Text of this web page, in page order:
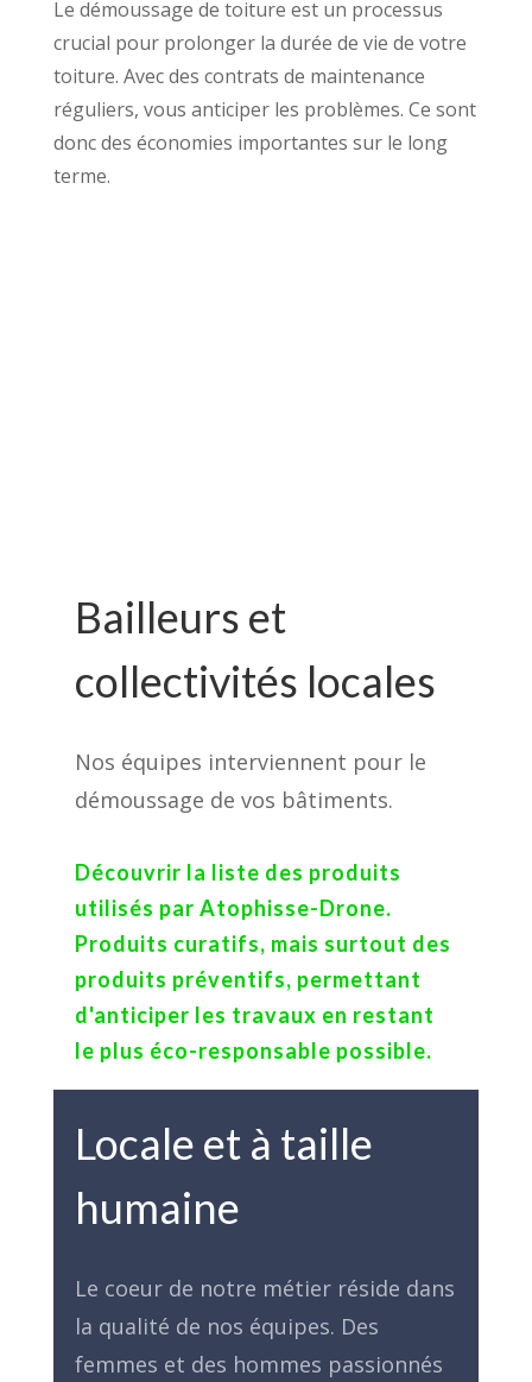
Le démoussage de toiture est un processus
crucial pour prolonger la durée de vie de votre
toiture. Avec des contrats de maintenance
réguliers, vous anticiper les problèmes. Ce sont
donc des économies importantes sur le long
terme.
Bailleurs et
collectivités locales
Nos équipes interviennent pour le
démoussage de vos bâtiments.
Découvrir la liste des produits
utilisés par Atophisse-Drone.
Produits curatifs, mais surtout des
produits préventifs, permettant
d'anticiper les travaux en restant
le plus éco-responsable possible.
Locale et à taille
humaine
Le coeur de notre métier réside dans
la qualité de nos équipes. Des
femmes et des hommes passionnés